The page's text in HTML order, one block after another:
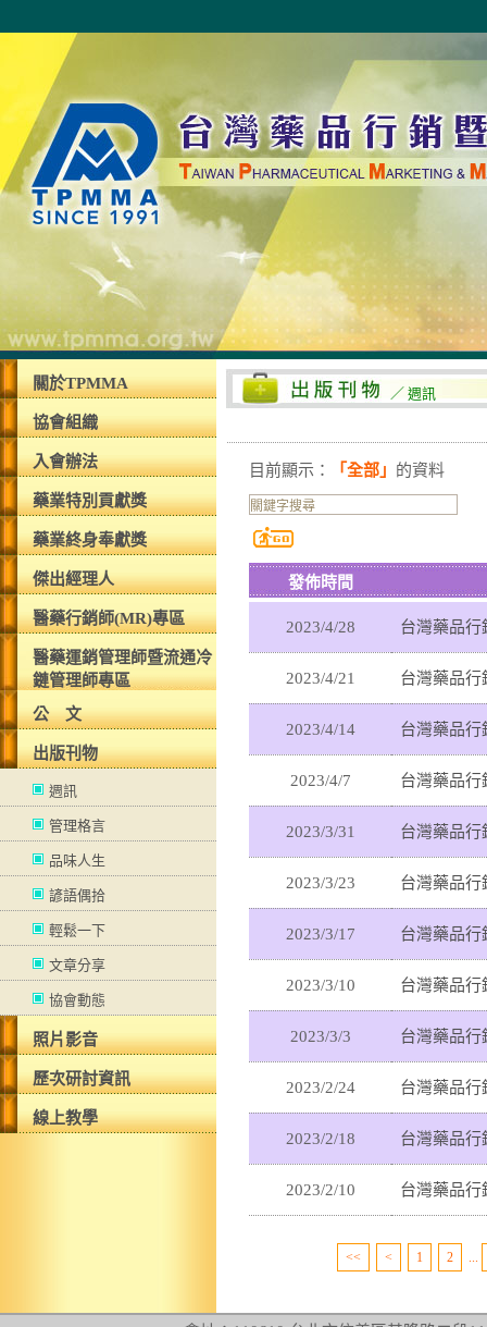
關於TPMMA
協會組織
入會辦法
藥業特別貢獻獎
藥業終身奉獻獎
傑出經理人
醫藥行銷師(MR)專區
醫藥運銷管理師暨流通冷
鏈管理師專區
公 文
出版刊物
週訊
管理格言
品味人生
諺語偶拾
輕鬆一下
文章分享
協會動態
照片影音
歷次研討資訊
線上教學
／ 週訊
目前顯示： 「全部」 的資料
發佈時間
2023/4/28 台灣藥品行
2023/4/21 台灣藥品行
2023/4/14 台灣藥品行
2023/4/7 台灣藥品行
2023/3/31 台灣藥品行
2023/3/23 台灣藥品行
2023/3/17 台灣藥品行
2023/3/10 台灣藥品行
2023/3/3 台灣藥品行
2023/2/24 台灣藥品行
2023/2/18 台灣藥品行
2023/2/10 台灣藥品行
<< < 1 2 ...